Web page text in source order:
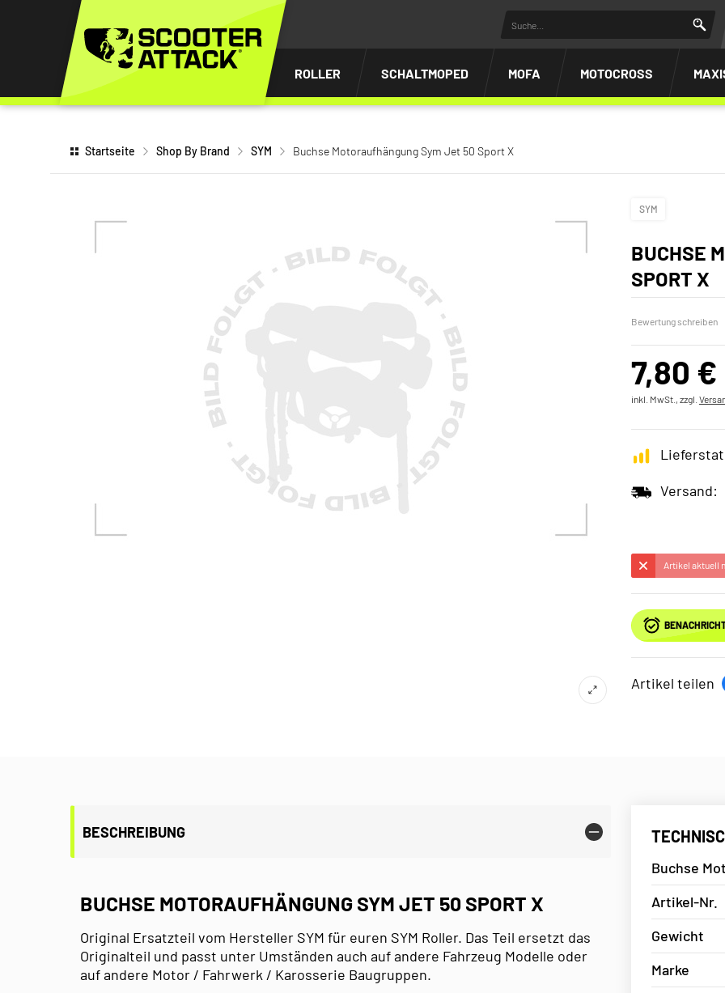
ROLLER SCHALTMOPED MOFA MOTOCROSS
Startseite Shop By Brand SYM Buchse Motoraufhängung Sym Jet 50 Sport X
SYM
BUCHSE
SPORT X
Bewertung schreiben
7,80 €
inkl. MwSt., zzgl.
Versand:
Artikel aktuell
Artikel teilen
BESCHREIBUNG
BUCHSE MOTORAUFHÄNGUNG SYM JET 50 SPORT X
Original Ersatzteil vom Hersteller SYM für euren SYM Roller. Das Teil ersetzt das
Originalteil und passt unter Umständen auch auf andere Fahrzeug Modelle oder
auf andere Motor / Fahrwerk / Karosserie Baugruppen.
Buchse
Artikel-Nr.
Gewicht
Marke